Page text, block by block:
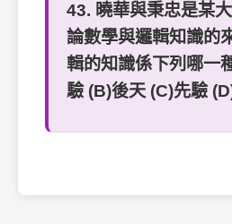
43. 曉華與秉忠是某
論數學與邏輯知識的
輯的知識係下列哪一
驗 (B)後天 (C)先驗